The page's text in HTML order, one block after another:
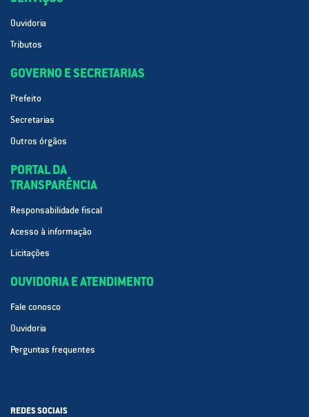
Ouvidoria
Tributos
GOVERNO E SECRETARIAS
Prefeito
Secretarias
Outros órgãos
PORTAL DA
TRANSPARÊNCIA
Responsabilidade fiscal
Acesso à informação
Licitações
OUVIDORIA E ATENDIMENTO
Fale conosco
Ouvidoria
Perguntas frequentes
REDES SOCIAIS